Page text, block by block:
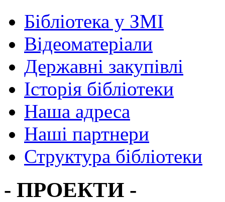
Бібліотека у ЗМІ
Відеоматеріали
Державні закупівлі
Історія бібліотеки
Наша адреса
Наші партнери
Структура бібліотеки
- ПРОЕКТИ -